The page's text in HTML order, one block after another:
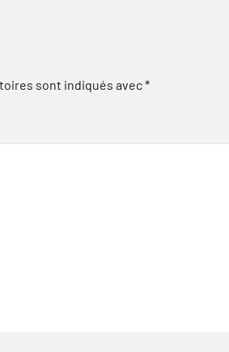
sont indiqués avec*